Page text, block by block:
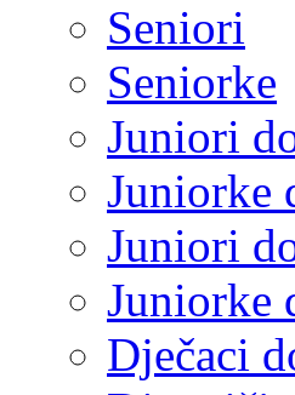
Seniori
Seniorke
Juniori
Juniorke
Juniori
Juniorke
Dječaci